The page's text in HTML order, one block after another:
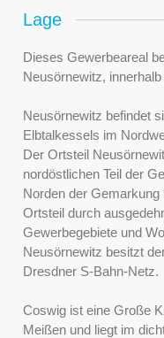
Lage
Dieses Gewerbeareal
Neusörnewitz,
Neusörnewitz befindet
Elbtalkessels im
Der Ortsteil
nordöstlichen Teil der
Norden der
Ortsteil durch
Gewerbegebiete und
Neusörnewitz besitzt
Dresdner S-Bahn-Netz.
Coswig ist eine Große
Meißen und liegt im